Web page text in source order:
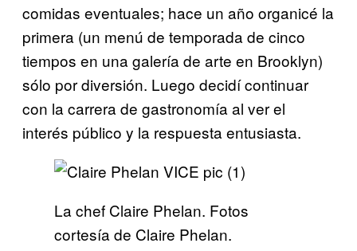
comidas eventuales; hace un año organicé la
primera (un menú de temporada de cinco
tiempos en una galería de arte en Brooklyn)
sólo por diversión. Luego decidí continuar
con la carrera de gastronomía al ver el
interés público y la respuesta entusiasta.
La chef Claire Phelan. Fotos
cortesía de Claire Phelan.